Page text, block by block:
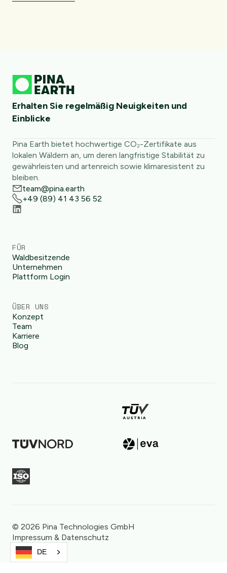
Erhalten Sie regelmäßig Neuigkeiten und
Einblicke
Pina Earth bietet hochwertige CO₂-Zertifikate aus
lokalen Wäldern an, um deren langfristige Stabilität zu
gewährleisten und artenreich sowie klimaresistent zu
bleiben.
team@pina.earth
+49 (89) 41 43 56 52
FÜR
Waldbesitzende
Unternehmen
Plattform Login
ÜBER UNS
Konzept
Team
Karriere
Blog
©️ 2026 Pina Technologies GmbH
Impressum & Datenschutz
DE